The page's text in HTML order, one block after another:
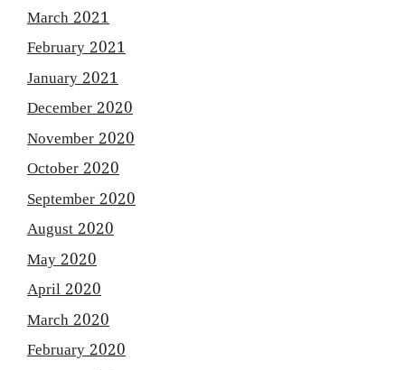
March 2021
February 2021
January 2021
December 2020
November 2020
October 2020
September 2020
August 2020
May 2020
April 2020
March 2020
February 2020